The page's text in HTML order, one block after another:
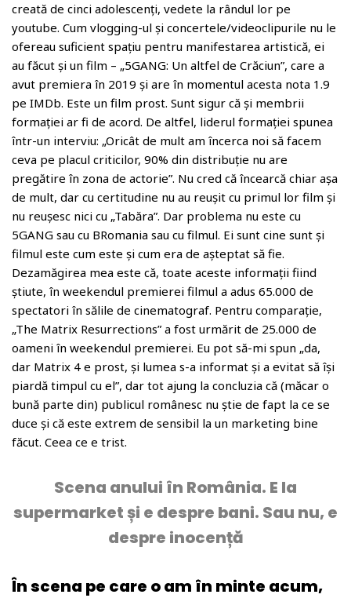
creată de cinci adolescenți, vedete la rândul lor pe
youtube. Cum vlogging-ul și concertele/videoclipurile nu le
ofereau suficient spațiu pentru manifestarea artistică, ei
au făcut și un film – „5GANG: Un altfel de Crăciun”, care a
avut premiera în 2019 și are în momentul acesta nota 1.9
pe IMDb. Este un film prost. Sunt sigur că și membrii
formației ar fi de acord. De altfel, liderul formației spunea
într-un interviu: „Oricât de mult am încerca noi să facem
ceva pe placul criticilor, 90% din distribuție nu are
pregătire în zona de actorie”. Nu cred că încearcă chiar așa
de mult, dar cu certitudine nu au reușit cu primul lor film și
nu reușesc nici cu „Tabăra”. Dar problema nu este cu
5GANG sau cu BRomania sau cu filmul. Ei sunt cine sunt și
filmul este cum este și cum era de așteptat să fie.
Dezamăgirea mea este că, toate aceste informații fiind
știute, în weekendul premierei filmul a adus 65.000 de
spectatori în sălile de cinematograf. Pentru comparație,
„The Matrix Resurrections” a fost urmărit de 25.000 de
oameni în weekendul premierei. Eu pot să-mi spun „da,
dar Matrix 4 e prost, și lumea s-a informat și a evitat să își
piardă timpul cu el”, dar tot ajung la concluzia că (măcar o
bună parte din) publicul românesc nu știe de fapt la ce se
duce și că este extrem de sensibil la un marketing bine
făcut. Ceea ce e trist.
Scena anului în România. E la
supermarket și e despre bani. Sau nu, e
despre inocență
În scena pe care o am în minte acum,